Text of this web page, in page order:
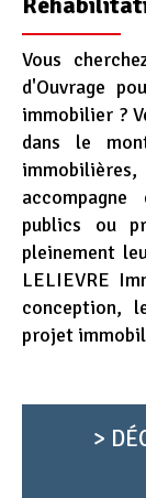
Vous
d'Ouvrage
immobilier ?
dans le
publics ou
pleinement
LELIEVRE
conception,
projet
>